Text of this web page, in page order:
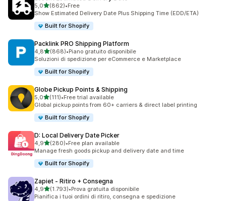
5,0stelle su 5
(862)
862 recensioni totali
•Free
Show Estimated Delivery Date Plus Shipping Time (EDD/ETA)
Built for Shopify
Packlink PRO Shipping Platform
4,8stelle su 5
(868)
868 recensioni totali
•Piano gratuito disponibile
Soluzioni di spedizione per eCommerce e Marketplace
Built for Shopify
Globe Pickup Points & Shipping
5,0stelle su 5
(111)
111 recensioni totali
•Free trial available
Global pickup points from 60+ carriers & direct label printing
Built for Shopify
D: Local Delivery Date Picker
4,9stelle su 5
(280)
280 recensioni totali
•Free plan available
Manage fresh goods pickup and delivery date and time
Built for Shopify
Zapiet ‑ Ritiro + Consegna
4,9stelle su 5
(1.793)
1793 recensioni totali
•Prova gratuita disponibile
Pianifica i tuoi ordini di ritiro, consegna e spedizione